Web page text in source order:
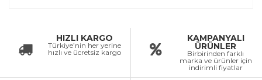
HIZLI KARGO
Türkiye’nin her yerine
hızlı ve ücretsiz kargo
KAMPANYALI
ÜRÜNLER
Birbirinden farklı
marka ve ürünler için
indirimli fiyatlar